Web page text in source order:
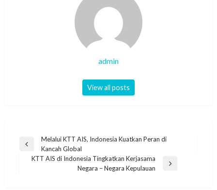
admin
View all posts
Post
navigation
Previous
Post
Melalui KTT AIS, Indonesia Kuatkan Peran di
Kancah Global
KTT AIS di Indonesia Tingkatkan Kerjasama
Negara – Negara Kepulauan